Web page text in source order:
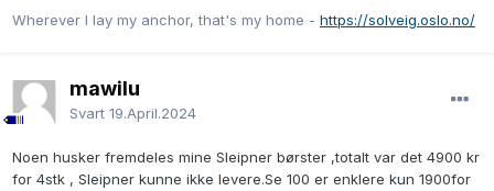
Wherever I lay my anchor, that's my home - https://solveig.oslo.no/
mawilu
Svart 19.April.2024
Noen husker fremdeles mine Sleipner børster ,totalt var det 4900 kr
for 4stk , Sleipner kunne ikke levere.Se 100 er enklere kun 1900for